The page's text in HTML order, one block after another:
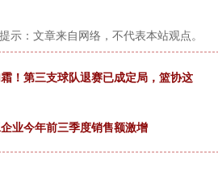
示：文章来自网络，不代表本站观点。
！第三支球队退赛已成定局，篮协这
业今年前三季度销售额激增